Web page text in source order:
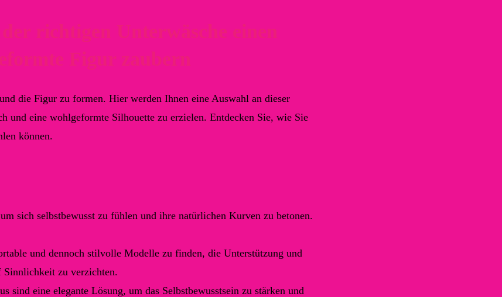
richtigen Unterwäsche einen
Figur zaubern
die Figur zu formen. Hier werden Ihnen eine Auswahl an dieser
und eine wohlgeformte Silhouette zu erzielen. Entdecken Sie, wie Sie
können.
sich selbstbewusst zu fühlen und ihre natürlichen Kurven zu betonen.
und dennoch stilvolle Modelle zu finden, die Unterstützung und
Sinnlichkeit zu verzichten.
sind eine elegante Lösung, um das Selbstbewusstsein zu stärken und